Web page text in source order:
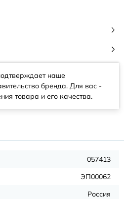
наше
бренда. Для вас -
товара и его качества.
057413
ЭП00062
Россия